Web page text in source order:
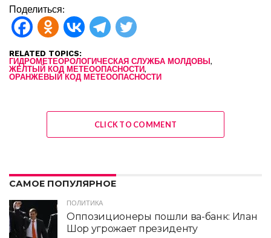
Поделиться:
RELATED TOPICS:
ГИДРОМЕТЕОРОЛОГИЧЕСКАЯ СЛУЖБА МОЛДОВЫ ,
ЖЕЛТЫЙ КОД МЕТЕООПАСНОСТИ,
ОРАНЖЕВЫЙ КОД МЕТЕООПАСНОСТИ
CLICK TO COMMENT
САМОЕ ПОПУЛЯРНОЕ
ПОЛИТИКА
Оппозиционеры пошли ва-банк: Илан
Шор угрожает президенту